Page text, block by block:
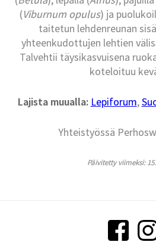
(Viburnum opulus) ja
taitetun lehdenreunan
yhteenkudottujen lehtien
Talvehtii täysikasvuisena
koteloituu
Lajista muualla: Lepiforum,
Yhteistyössä
Päivitetty viimeksi: